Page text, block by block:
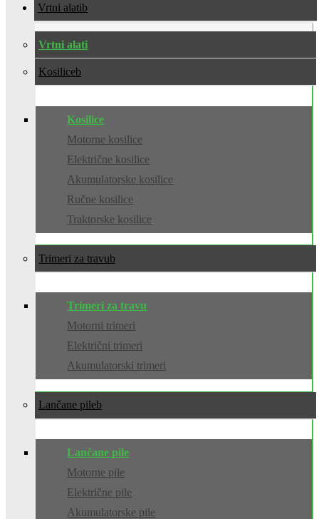
Vrtni alati
Vrtni alati
Kosilice
Kosilice
Motorne kosilice
Električne kosilice
Akumulatorske kosilice
Ručne kosilice
Traktorske kosilice
Trimeri za travu
Trimeri za travu
Motorni trimeri
Električni trimeri
Akumulatorski trimeri
Lančane pile
Lančane pile
Motorne pile
Električne pile
Akumulatorske pile